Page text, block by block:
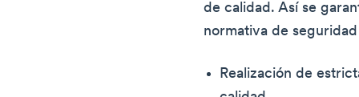
de calidad. Así se
normativa de
Realización de